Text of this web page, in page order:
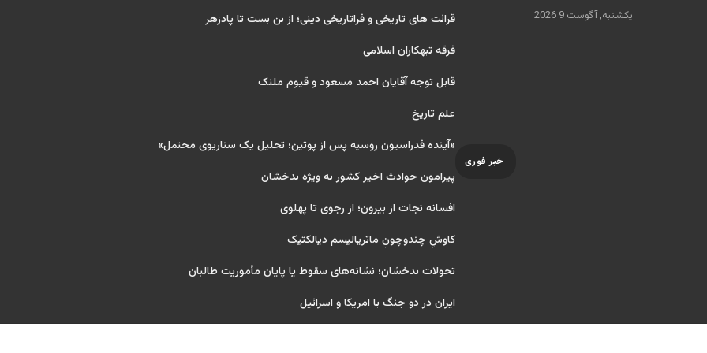
یکشنبه, آگوست 9 2026
خبر فوری
قرائت های تاریخی و فراتاریخی دینی؛ از بن بست تا پادزهر
فرقه تبهکاران اسلامی
قابل توجه آقایان احمد مسعود و قیوم ملنک
علم تاریخ
«آینده فدراسیون روسیه پس از پوتین؛ تحلیل یک سناریوی محتمل»
پیرامون حوادث اخیر کشور به ویژه بدخشان
افسانه نجات از بیرون؛ از رجوی تا پهلوی
کاوشِ چندو‌چونِ ماتریالیسم دیالکتیک
تحولات بدخشان؛ نشانه‌های سقوط یا پایان مأموریت طالبان
ایران در دو جنگ با امریکا و اسرائیل